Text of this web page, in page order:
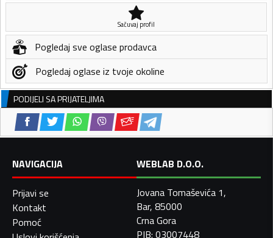
Sačuvaj profil
Pogledaj sve oglase prodavca
Pogledaj oglase iz tvoje okoline
PODIJELI SA PRIJATELJIMA
NAVIGACIJA
Prijavi se
Kontakt
Pomoć
WEBLAB D.O.O.
Jovana Tomaševića 1,
Bar, 85000
Crna Gora
PIB: 03007448